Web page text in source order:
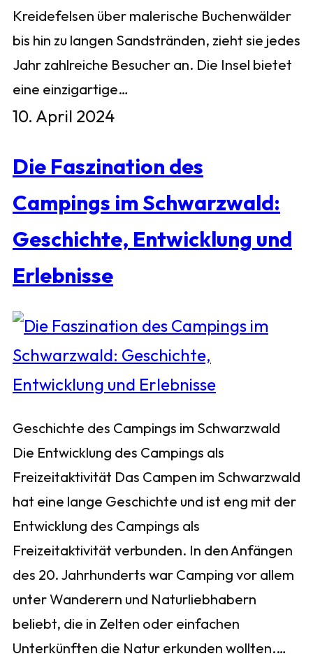
Kreidefelsen über malerische Buchenwälder
bis hin zu langen Sandstränden, zieht sie jedes
Jahr zahlreiche Besucher an. Die Insel bietet
eine einzigartige…
10. April 2024
Die Faszination des
Campings im Schwarzwald:
Geschichte, Entwicklung und
Erlebnisse
Geschichte des Campings im Schwarzwald
Die Entwicklung des Campings als
Freizeitaktivität Das Campen im Schwarzwald
hat eine lange Geschichte und ist eng mit der
Entwicklung des Campings als
Freizeitaktivität verbunden. In den Anfängen
des 20. Jahrhunderts war Camping vor allem
unter Wanderern und Naturliebhabern
beliebt, die in Zelten oder einfachen
Unterkünften die Natur erkunden wollten.…